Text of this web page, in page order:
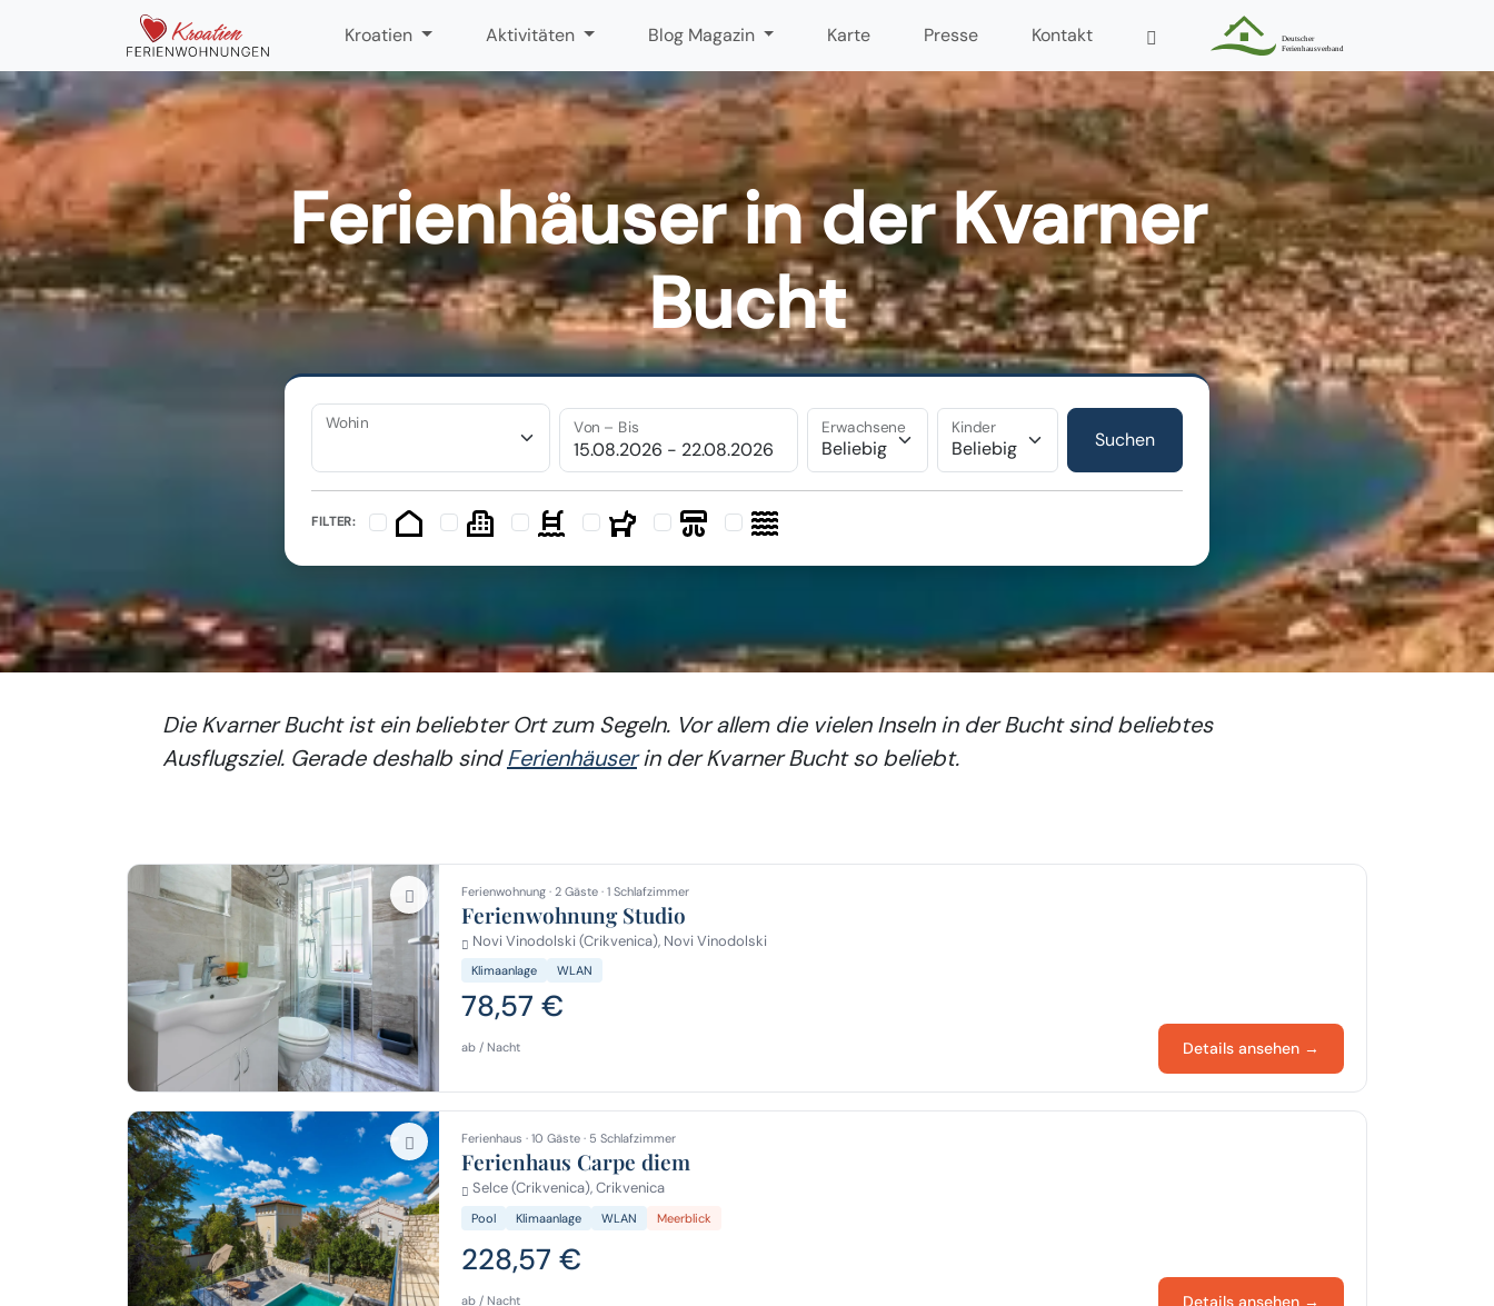
Kroatien Aktivitäten Blog Magazin Karte Presse Kontakt
Ferienhäuser in der Kvarner
Bucht
Wohin Von – Bis Erwachsene Kinder
FILTER:
Die Kvarner Bucht ist ein beliebter Ort zum Segeln. Vor allem die vielen Inseln in der Bucht sind beliebtes
Ausflugsziel. Gerade deshalb sindFerienhäuserin der Kvarner Bucht so beliebt.
Ferienwohnung · 2 Gäste · 1 Schlafzimmer
Ferienwohnung Studio
Novi Vinodolski (Crikvenica), Novi Vinodolski
Klimaanlage WLAN
78,57 €
ab / Nacht Details ansehen →
Ferienhaus · 10 Gäste · 5 Schlafzimmer
Ferienhaus Carpe diem
Selce (Crikvenica), Crikvenica
Pool Klimaanlage WLAN Meerblick
228,57 €
ab / Nacht Details ansehen →